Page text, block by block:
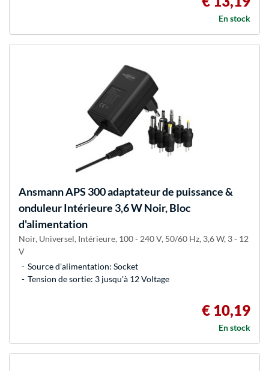
En stock
AnsmannAPS 300 adaptateur de puissance &
onduleur Intérieure 3,6 W Noir, Bloc
d'alimentation
Noir, Universel, Intérieure, 100 - 240 V, 50/60 Hz, 3,6 W, 3 - 12
V
Source d'alimentation: Socket
Tension de sortie: 3 jusqu'à 12 Voltage
€ 10,19
En stock